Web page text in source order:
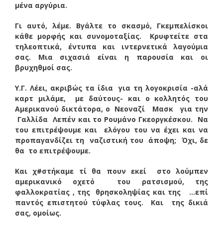
μένα αργύρια.
Γι αυτό, λέμε. Βγάλτε το σκασμό, Γκεμπελίσκοι
κάθε μορφής και συνομοταξίας. Κρυφτείτε στα
τηλεοπτικά, έντυπα και ιντερνετικά λαγούμια
σας. Μια σιχασιά είναι η παρουσία και οι
βρυχηθμοί σας.
Υ.Γ. Λέει, ακριβώς τα ίδια για τη λογοκρισία -αλά
καρτ μιλάμε, με δαύτους- και ο κολλητός του
Αμερικανού δικτάτορα, ο Νεοναζί Μασκ για την
Γαλλίδα Λεπέν και το Ρουμάνο Γκεοργκέσκου. Να
του επιτρέψουμε και ελόγου του να έχει και να
προπαγανδίζει τη ναζιστική του άποψη; Όχι, δε
θα το επιτρέψουμε.
Και χ#στήκαμε τί θα πουν εκεί στο λούμπεν
αμερικανικό οχετό του ρατσισμού, της
φαλλοκρατίας , της θρησκοληψίας και της …επί
παντός επιστητού τύφλας τους. Και της δικιά
σας, ομοίως.